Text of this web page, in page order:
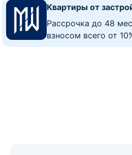
Квартиры от
Рассрочка до 48
взносом всего от